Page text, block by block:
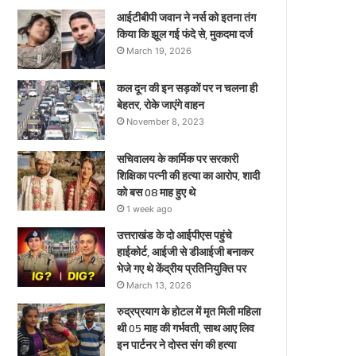
आईटीबीपी जवान ने नर्स को इतना तंग
किया कि झूल गई फंदे से, मुकदमा दर्ज
March 19, 2026
कल दून की इन सड़कों पर न चलना ही
बेहतर, रोके जाएंगे वाहन
November 8, 2023
सचिवालय के कार्मिक पर सरकारी
शिक्षिका पत्नी की हत्या का आरोप, शादी
को बस 08 माह हुए थे
1 week ago
उत्तराखंड के दो आईपीएस पहुंचे
हाईकोर्ट, आईजी से डीआईजी बनाकर
भेजे गए थे केंद्रीय प्रतिनियुक्ति पर
March 13, 2026
रुद्रप्रयाग के होटल में मृत मिली महिला
थी 05 माह की गर्भवती, साथ आए लिव
इन पार्टनर ने दोस्त संग की हत्या